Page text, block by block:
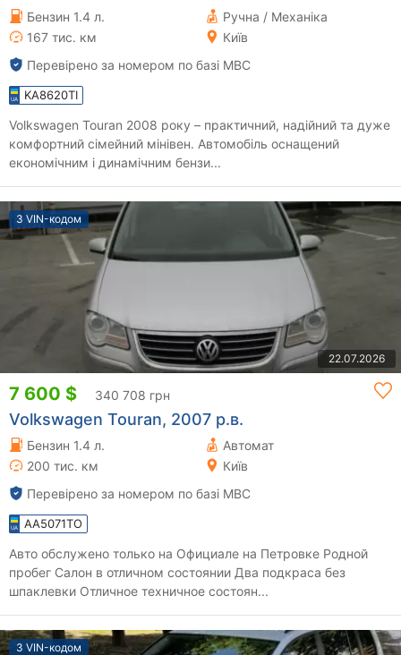
Бензин 1.4 л.
Ручна / Механіка
167 тис. км
Київ
Перевірено за номером по базі МВС
KA8620TI
Volkswagen Touran 2008 року – практичний, надійний та дуже
комфортний сімейний мінівен. Автомобіль оснащений
економічним і динамічним бензи...
З VIN-кодом
22.07.2026
7 600 $ 340 708 грн
Volkswagen Touran, 2007 р.в.
Бензин 1.4 л.
Автомат
200 тис. км
Київ
Перевірено за номером по базі МВС
AA5071TO
Авто обслужено только на Официале на Петровке Родной
пробег Салон в отличном состоянии Два подкраса без
шпаклевки Отличное техничное состоян...
З VIN-кодом